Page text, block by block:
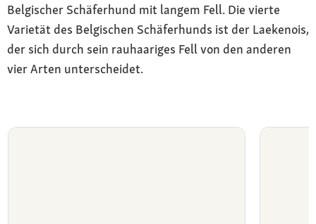
Belgischer Schäferhund mit langem Fell. Die vierte
Varietät des Belgischen Schäferhunds ist der Laekenois,
der sich durch sein rauhaariges Fell von den anderen
vier Arten unterscheidet.